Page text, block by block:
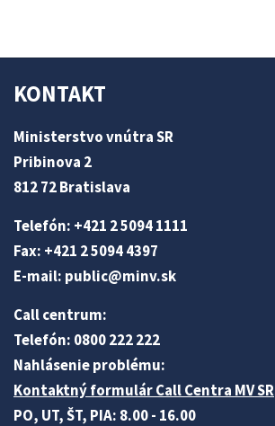
KONTAKT
Ministerstvo vnútra SR
Pribinova 2
812 72 Bratislava
Telefón: +421 2 5094 1111
Fax: +421 2 5094 4397
E-mail: public@minv.sk
Call centrum:
Telefón: 0800 222 222
Nahlásenie problému:
Kontaktný formulár Call Centra MV SR
PO, UT, ŠT, PIA: 8.00 - 16.00